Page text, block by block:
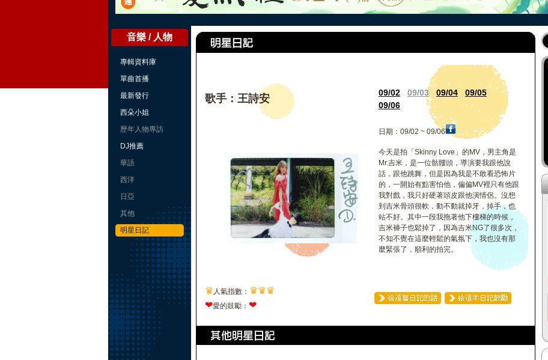
音樂 / 人物
專輯資料庫
單曲首播
最新發行
西朵小姐
歷年人物專訪
DJ推薦
華語
西洋
日亞
其他
明星日記
歌手：王詩安 09/02 09/03 09/04
09/05
09/06
日期：09/02 ~ 09/06
今天是拍「Skinny Love」的MV，男主角是
Mr.吉米，是一位骷髏頭，導演要我跟他說
話，跟他跳舞，但是因為我是不敢看恐怖片
的，一開始有點害怕他，偏偏MV裡只有他跟
我對戲，我只好硬著頭皮跟他演情侶。沒想
到吉米骨頭很軟，動不動就掉牙，掉手，也
站不好。其中一段我拖著他下樓梯的時候，
吉米褲子也鬆掉了，因為吉米NG了很多次，
不知不覺在這麼輕鬆的氣氛下，我也沒有那
麼緊張了，順利的拍完。
♛ 人氣指數： ♛♛♛
❤愛的鼓勵： ❤